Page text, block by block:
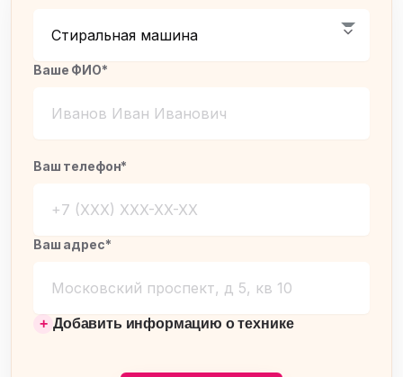
Ваше ФИО*
Ваш телефон*
Ваш адрес*
Добавить информацию о технике